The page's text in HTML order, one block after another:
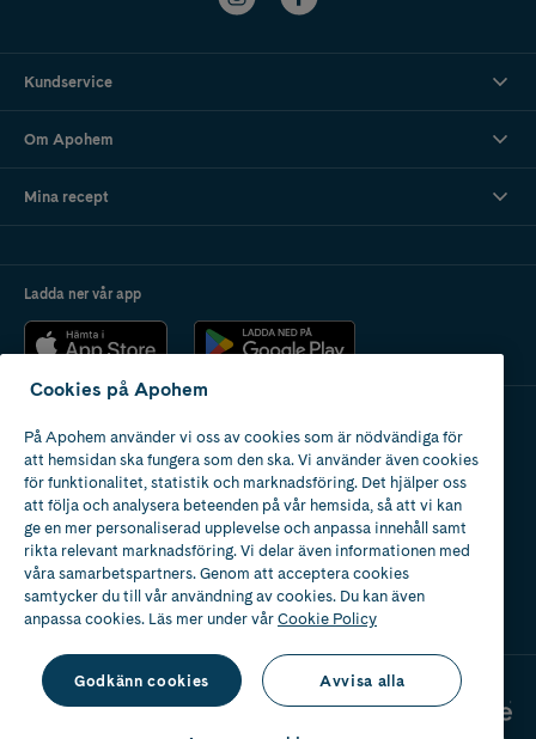
Kundservice
Om Apohem
Mina recept
Ladda ner vår app
Apotek med tillstånd
av Läkemedelsverket
2024
Cookies på Apohem
På Apohem använder vi oss av cookies som är nödvändiga för
att hemsidan ska fungera som den ska. Vi använder även cookies
för funktionalitet, statistik och marknadsföring. Det hjälper oss
att följa och analysera beteenden på vår hemsida, så att vi kan
ge en mer personaliserad upplevelse och anpassa innehåll samt
rikta relevant marknadsföring. Vi delar även informationen med
våra samarbetspartners. Genom att acceptera cookies
samtycker du till vår användning av cookies. Du kan även
anpassa cookies. Läs mer under vårCookie Policy
Godkänn cookies Avvisa alla